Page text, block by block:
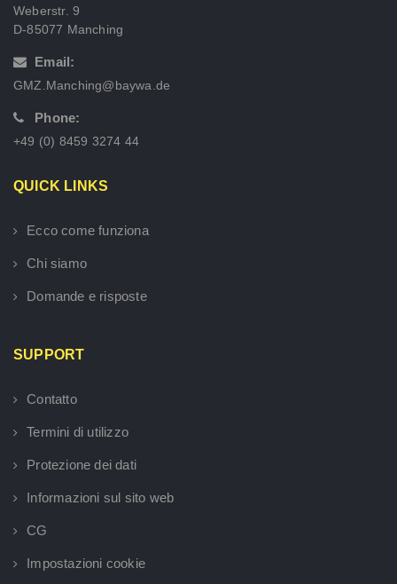
Weberstr. 9
D-85077 Manching
Email:
GMZ.Manching@baywa.de
Phone:
+49 (0) 8459 3274 44
QUICK LINKS
Ecco come funziona
Chi siamo
Domande e risposte
SUPPORT
Contatto
Termini di utilizzo
Protezione dei dati
Informazioni sul sito web
CG
Impostazioni cookie